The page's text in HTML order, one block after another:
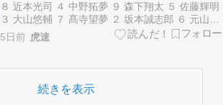
８ 近本光司 ４ 中野拓夢 ９ 森下翔太 ５ 佐藤輝明
３ 大山悠輔 ７ 髙寺望夢 ２ 坂本誠志郎 ６ 元山飛
優 １ 村上頌樹 続きを読む
5日前 虎速
続きを表示